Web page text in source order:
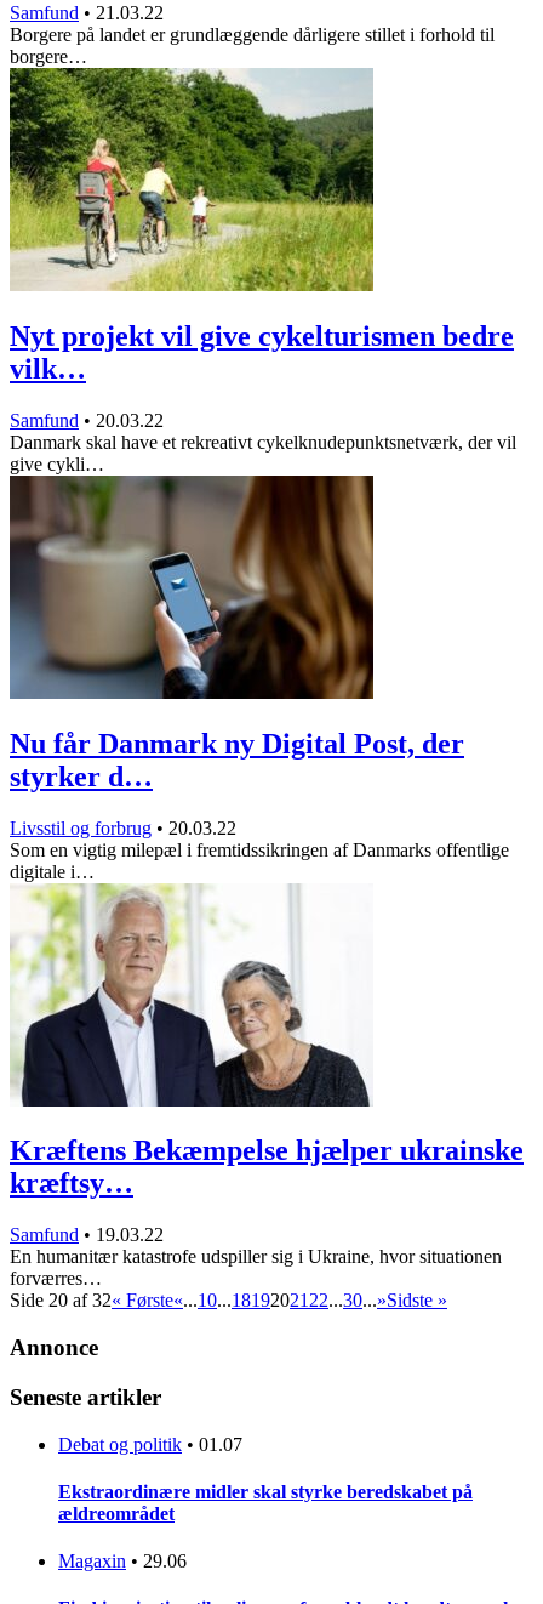
Samfund • 21.03.22
Borgere på landet er grundlæggende dårligere stillet i forhold til
borgere…
Nyt projekt vil give cykelturismen bedre
vilk…
Samfund • 20.03.22
Danmark skal have et rekreativt cykelknudepunktsnetværk, der vil
give cykli…
Nu får Danmark ny Digital Post, der
styrker d…
Livsstil og forbrug • 20.03.22
Som en vigtig milepæl i fremtidssikringen af Danmarks offentlige
digitale i…
Kræftens Bekæmpelse hjælper ukrainske
kræftsy…
Samfund • 19.03.22
En humanitær katastrofe udspiller sig i Ukraine, hvor situationen
forværres…
Side 20 af 32« Første«...10...18192021 22...30...»Sidste »
Annonce
Seneste artikler
Debat og politik • 01.07
Ekstraordinære midler skal styrke beredskabet på
ældreområdet
Magaxin • 29.06